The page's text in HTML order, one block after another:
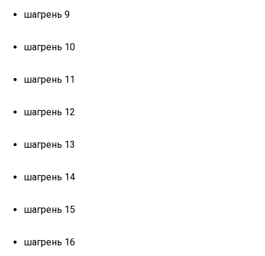
шагрень 9
шагрень 10
шагрень 11
шагрень 12
шагрень 13
шагрень 14
шагрень 15
шагрень 16